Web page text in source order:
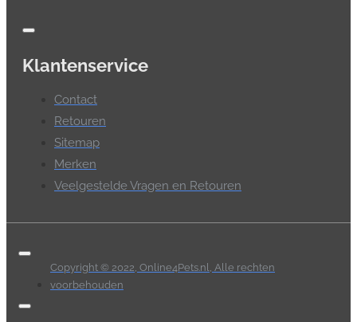
Klantenservice
Contact
Retouren
Sitemap
Merken
Veelgestelde Vragen en Retouren
Copyright © 2022, Online4Pets.nl, Alle rechten
voorbehouden